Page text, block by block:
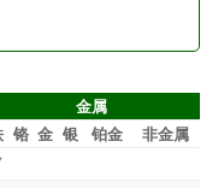
金属
铬 金 银 铂金
非金属